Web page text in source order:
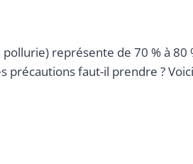
représente de 70 % à 80
précautions faut-il prendre ?